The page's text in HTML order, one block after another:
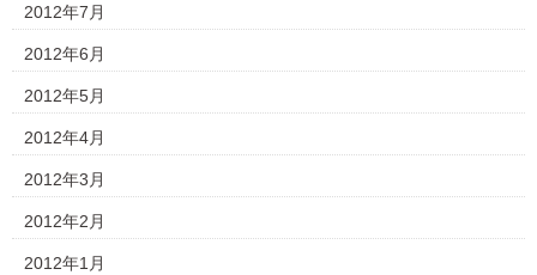
2012年7月
2012年6月
2012年5月
2012年4月
2012年3月
2012年2月
2012年1月